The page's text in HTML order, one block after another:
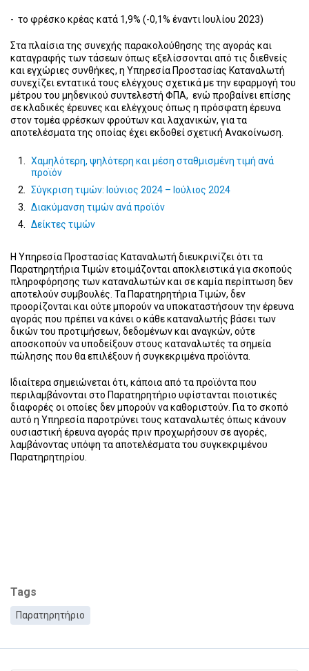
- το φρέσκο κρέας κατά 1,9% (-0,1% έναντι Ιουλίου 2023)
Στα πλαίσια της συνεχής παρακολούθησης της αγοράς και
καταγραφής των τάσεων όπως εξελίσσονται από τις διεθνείς
και εγχώριες συνθήκες, η Υπηρεσία Προστασίας Καταναλωτή
συνεχίζει εντατικά τους ελέγχους σχετικά με την εφαρμογή του
μέτρου του μηδενικού συντελεστή ΦΠΑ, ενώ προβαίνει επίσης
σε κλαδικές έρευνες και ελέγχους όπως η πρόσφατη έρευνα
στον τομέα φρέσκων φρούτων και λαχανικών, για τα
αποτελέσματα της οποίας έχει εκδοθεί σχετική Ανακοίνωση.
Χαμηλότερη, ψηλότερη και μέση σταθμισμένη τιμή ανά
προϊόν
Σύγκριση τιμών: Ιούνιος 2024 – Ιούλιος 2024
Διακύμανση τιμών ανά προϊόν
Δείκτες τιμών
Η Υπηρεσία Προστασίας Καταναλωτή διευκρινίζει ότι τα
Παρατηρητήρια Τιμών ετοιμάζονται αποκλειστικά για σκοπούς
πληροφόρησης των καταναλωτών και σε καμία περίπτωση δεν
αποτελούν συμβουλές. Τα Παρατηρητήρια Τιμών, δεν
προορίζονται και ούτε μπορούν να υποκαταστήσουν την έρευνα
αγοράς που πρέπει να κάνει ο κάθε καταναλωτής βάσει των
δικών του προτιμήσεων, δεδομένων και αναγκών, ούτε
αποσκοπούν να υποδείξουν στους καταναλωτές τα σημεία
πώλησης που θα επιλέξουν ή συγκεκριμένα προϊόντα.
Ιδιαίτερα σημειώνεται ότι, κάποια από τα προϊόντα που
περιλαμβάνονται στο Παρατηρητήριο υφίστανται ποιοτικές
διαφορές οι οποίες δεν μπορούν να καθοριστούν. Για το σκοπό
αυτό η Υπηρεσία παροτρύνει τους καταναλωτές όπως κάνουν
ουσιαστική έρευνα αγοράς πριν προχωρήσουν σε αγορές,
λαμβάνοντας υπόψη τα αποτελέσματα του συγκεκριμένου
Παρατηρητηρίου.
Tags
Παρατηρητήριο